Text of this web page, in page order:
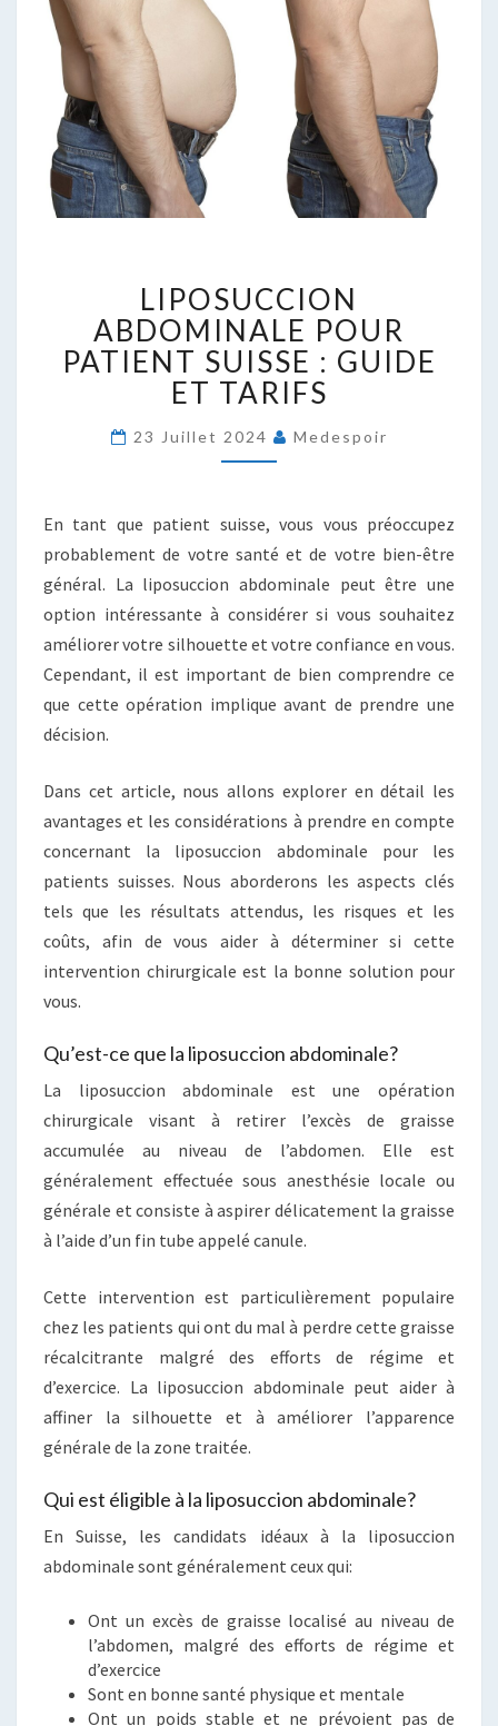
ABDOMINALE
POUR
PATIENT
SUISSE
:
ET
TARIFS
LIPOSUCCION
ABDOMINALE POUR
PATIENT SUISSE : GUIDE
ET TARIFS
23 Juillet 2024 Medespoir
En tant que patient suisse, vous vous préoccupez
probablement de votre santé et de votre bien-être
général. La liposuccion abdominale peut être une
option intéressante à considérer si vous souhaitez
améliorer votre silhouette et votre confiance en vous.
Cependant, il est important de bien comprendre ce
que cette opération implique avant de prendre une
décision.
Dans cet article, nous allons explorer en détail les
avantages et les considérations à prendre en compte
concernant la liposuccion abdominale pour les
patients suisses. Nous aborderons les aspects clés
tels que les résultats attendus, les risques et les
coûts, afin de vous aider à déterminer si cette
intervention chirurgicale est la bonne solution pour
vous.
Qu’est-ce que la liposuccion abdominale?
La liposuccion abdominale est une opération
chirurgicale visant à retirer l’excès de graisse
accumulée au niveau de l’abdomen. Elle est
généralement effectuée sous anesthésie locale ou
générale et consiste à aspirer délicatement la graisse
à l’aide d’un fin tube appelé canule.
Cette intervention est particulièrement populaire
chez les patients qui ont du mal à perdre cette graisse
récalcitrante malgré des efforts de régime et
d’exercice. La liposuccion abdominale peut aider à
affiner la silhouette et à améliorer l’apparence
générale de la zone traitée.
Qui est éligible à la liposuccion abdominale?
En Suisse, les candidats idéaux à la liposuccion
abdominale sont généralement ceux qui:
Ont un excès de graisse localisé au niveau de
l’abdomen, malgré des efforts de régime et
d’exercice
Sont en bonne santé physique et mentale
Ont un poids stable et ne prévoient pas de